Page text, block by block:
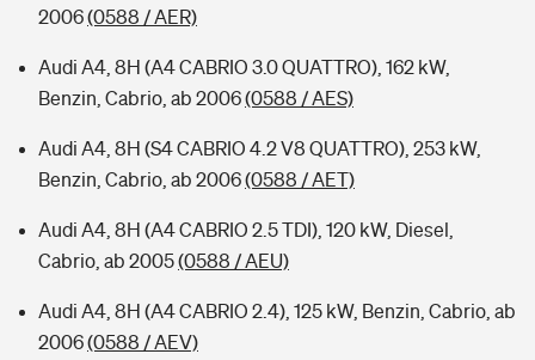
2006(0588 / AER)
Audi A4, 8H (A4 CABRIO 3.0 QUATTRO), 162 kW,
Benzin, Cabrio, ab 2006(0588 / AES)
Audi A4, 8H (S4 CABRIO 4.2 V8 QUATTRO), 253 kW,
Benzin, Cabrio, ab 2006(0588 / AET)
Audi A4, 8H (A4 CABRIO 2.5 TDI), 120 kW, Diesel,
Cabrio, ab 2005(0588 / AEU)
Audi A4, 8H (A4 CABRIO 2.4), 125 kW, Benzin, Cabrio, ab
2006(0588 / AEV)